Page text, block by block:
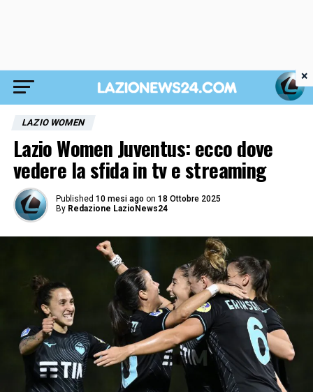
LAZIO WOMEN
Lazio Women Juventus: ecco dove
vedere la sfida in tv e streaming
Published 10 mesi ago on 18 Ottobre 2025
By Redazione LazioNews24
×